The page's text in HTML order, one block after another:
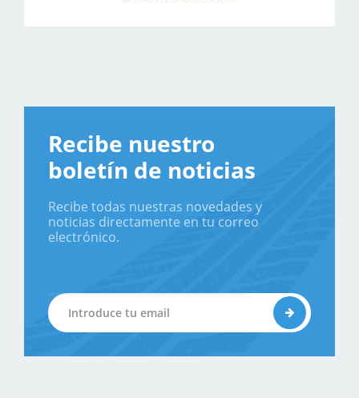
Recibe nuestro
boletín de noticias
Recibe todas nuestras novedades y
noticias directamente en tu correo
electrónico.